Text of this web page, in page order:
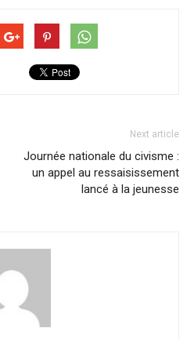
Next article
Journée nationale du civisme :
un appel au ressaisissement
lancé à la jeunesse